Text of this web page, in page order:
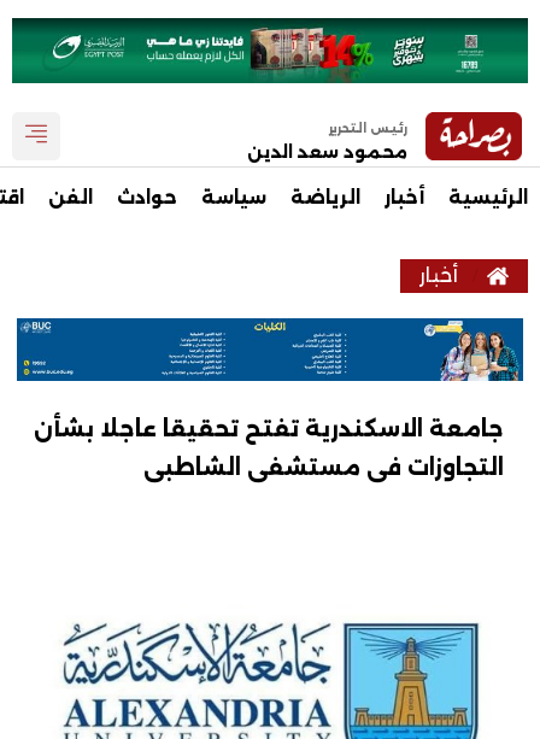
رئيس التحرير
محمود سعد الدين
الرئيسية أخبار الرياضة سياسة حوادث الفن
أخبار
جامعة الاسكندرية تفتح تحقيقا عاجلا بشأن
التجاوزات فى مستشفى الشاطبى